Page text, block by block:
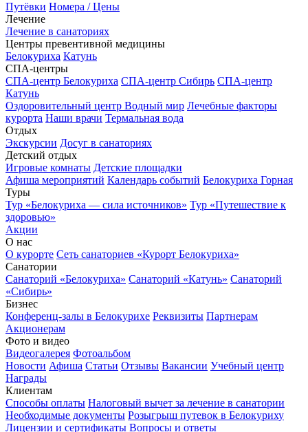
Путёвки Номера / Цены
Лечение
Лечение в санаториях
Центры превентивной медицины
Белокуриха Катунь
СПА-центры
СПА-центр Белокуриха СПА-центр Сибирь СПА-центр
Катунь
Оздоровительный центр Водный мир Лечебные факторы
курорта Наши врачи Термальная вода
Отдых
Экскурсии Досуг в санаториях
Детский отдых
Игровые комнаты Детские площадки
Афиша мероприятий Календарь событий Белокуриха Горная
Туры
Тур «Белокуриха — сила источников» Тур «Путешествие к
здоровью»
Акции
О нас
О курорте Сеть санаториев «Курорт Белокуриха»
Санатории
Санаторий «Белокуриха» Санаторий «Катунь» Санаторий
«Сибирь»
Бизнес
Конференц-залы в Белокурихе Реквизиты Партнерам
Акционерам
Фото и видео
Видеогалерея Фотоальбом
Новости Афиша Статьи Отзывы Вакансии Учебный центр
Награды
Клиентам
Способы оплаты Налоговый вычет за лечение в санатории
Необходимые документы Розыгрыш путевок в Белокуриху
Лицензии и сертификаты Вопросы и ответы